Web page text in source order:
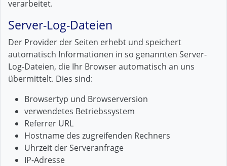
verarbeitet.
Server-Log-Dateien
Der Provider der Seiten erhebt und speichert
automatisch Informationen in so genannten Server-
Log-Dateien, die Ihr Browser automatisch an uns
übermittelt. Dies sind:
Browsertyp und Browserversion
verwendetes Betriebssystem
Referrer URL
Hostname des zugreifenden Rechners
Uhrzeit der Serveranfrage
IP-Adresse